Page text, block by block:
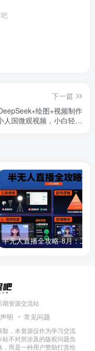
下一篇
绘图+视频制作
人国微观视频，小白轻轻
期资源交流站
明 常见问题
，本资源仅作为学习交流
不对所涉及的版权问题负
而是一种用户赞助打赏给